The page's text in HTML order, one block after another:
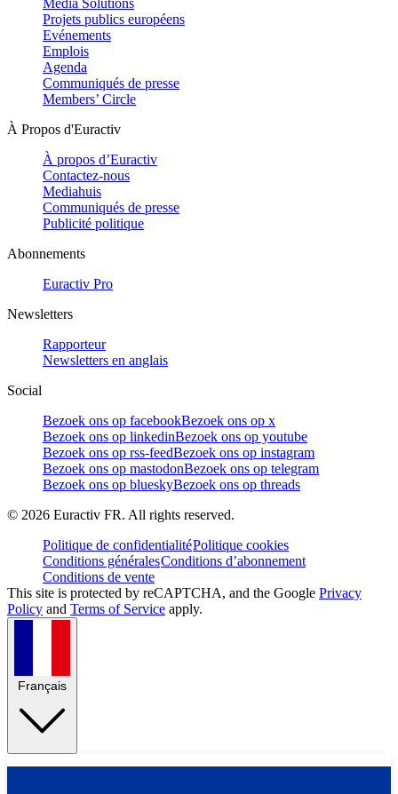
Media Solutions
Projets publics européens
Evénements
Emplois
Agenda
Communiqués de presse
Members’ Circle
À Propos d'Euractiv
À propos d’Euractiv
Contactez-nous
Mediahuis
Communiqués de presse
Publicité politique
Abonnements
Euractiv Pro
Newsletters
Rapporteur
Newsletters en anglais
Social
Bezoek ons op facebookBezoek ons op x
Bezoek ons op linkedinBezoek ons op youtube
Bezoek ons op rss-feedBezoek ons op instagram
Bezoek ons op mastodonBezoek ons op telegram
Bezoek ons op blueskyBezoek ons op threads
© 2026 Euractiv FR. All rights reserved.
Politique de confidentialitéPolitique cookies
Conditions généralesConditions d’abonnement
Conditions de vente
This site is protected by reCAPTCHA, and the Google Privacy
Policy and Terms of Service apply.
Français